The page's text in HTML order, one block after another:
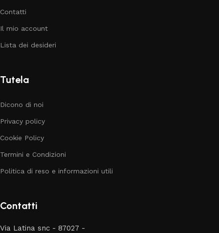
Contatti
Il mio account
Lista dei desideri
Tutela
Dicono di noi
Privacy policy
Cookie Policy
Termini e Condizioni
Politica di reso e informazioni utili
Contatti
Via Latina snc - 87027 -